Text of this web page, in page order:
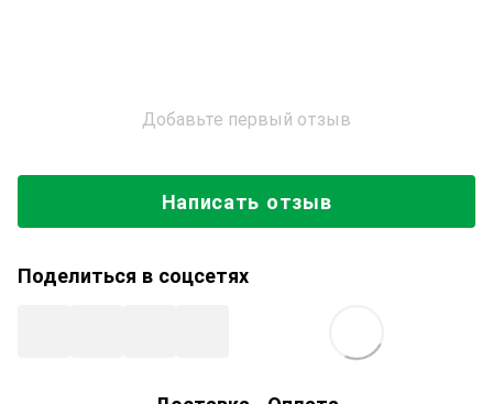
Добавьте первый отзыв
Написать отзыв
Поделиться в соцсетях